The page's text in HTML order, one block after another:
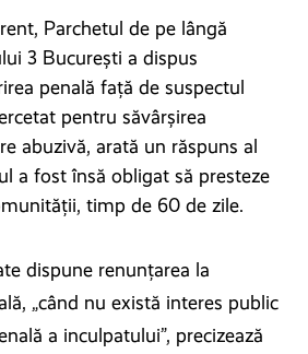
Parchetul de pe lângă
3 Bucureşti a dispus
penală faţă de suspectul
pentru săvârşirea
abuzivă, arată un răspuns al
a fost însă obligat să presteze
timp de 60 de zile.
dispune renunţarea la
„când nu există interes public
a inculpatului”, precizează